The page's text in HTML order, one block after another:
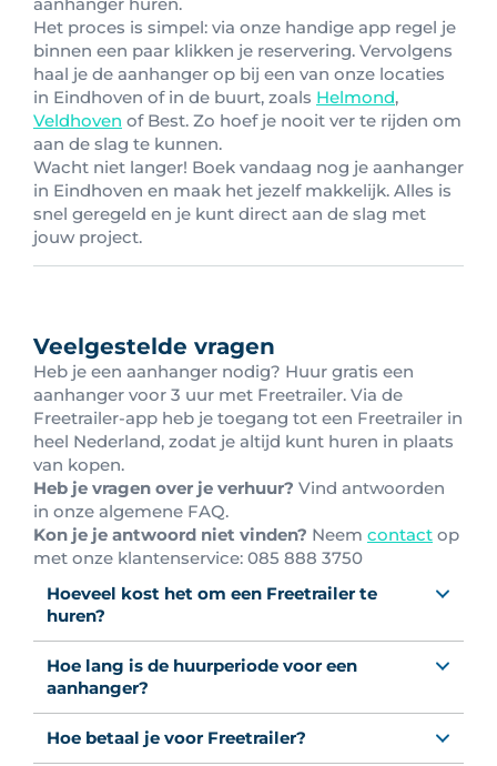
Het proces is simpel: via onze handige app regel je
binnen een paar klikken je reservering. Vervolgens
haal je de aanhanger op bij een van onze locaties
in Eindhoven of in de buurt, zoals Helmond,
Veldhoven of Best. Zo hoef je nooit ver te rijden om
aan de slag te kunnen.
Wacht niet langer! Boek vandaag nog je aanhanger
in Eindhoven en maak het jezelf makkelijk. Alles is
snel geregeld en je kunt direct aan de slag met
jouw project.
Veelgestelde vragen
Heb je een aanhanger nodig? Huur gratis een
aanhanger voor 3 uur met Freetrailer. Via de
Freetrailer-app heb je toegang tot een Freetrailer in
heel Nederland, zodat je altijd kunt huren in plaats
van kopen.
Heb je vragen over je verhuur? Vind antwoorden
in onze algemene FAQ.
Kon je je antwoord niet vinden? Neem contact op
met onze klantenservice: 085 888 3750
Hoeveel kost het om een Freetrailer te
huren?
Hoe lang is de huurperiode voor een
aanhanger?
Hoe betaal je voor Freetrailer?